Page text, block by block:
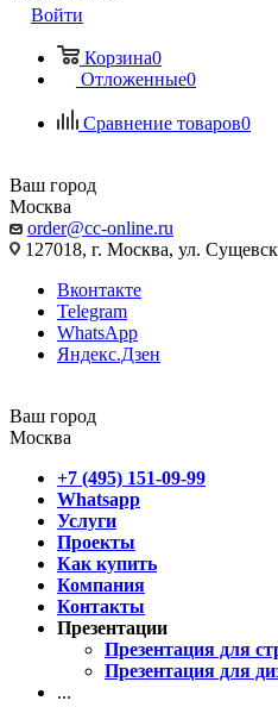
Войти
Корзина0
Отложенные0
Сравнение товаров0
Ваш город
Москва
order@cc-online.ru
127018, г. Москва, ул.
Вконтакте
Telegram
WhatsApp
Яндекс.Дзен
Ваш город
Москва
+7 (495) 151-09-99
Whatsapp
Услуги
Проекты
Как купить
Компания
Контакты
Презентации
Презентация для
Презентация для
...